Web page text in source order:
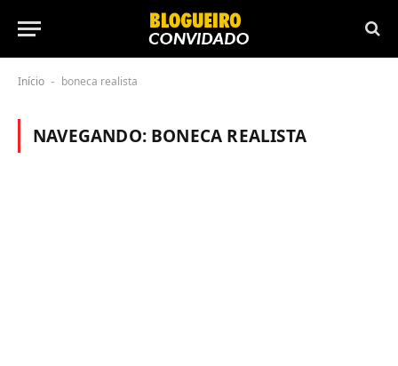
Início - boneca realista
NAVEGANDO: BONECA REALISTA